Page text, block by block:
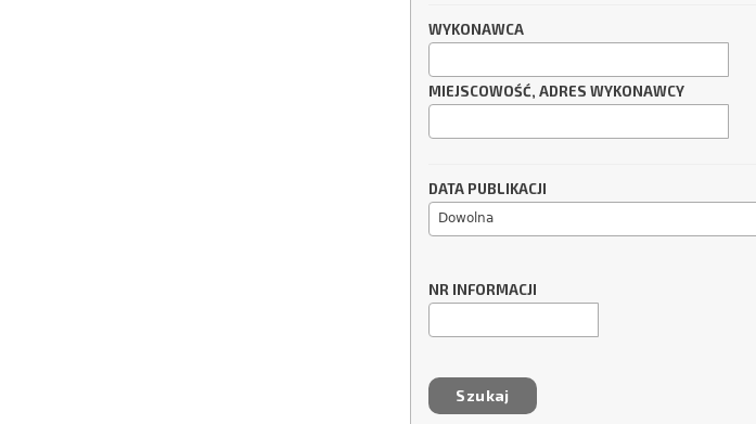
WYKONAWCA
MIEJSCOWOŚĆ, ADRES WYKONAWCY
DATA PUBLIKACJI
Dowolna
NR INFORMACJI